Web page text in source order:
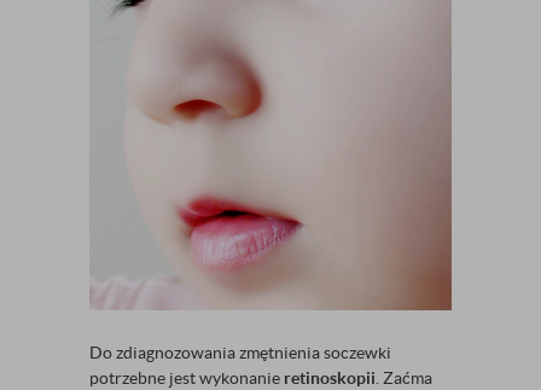
Do zdiagnozowania zmętnienia soczewki
potrzebne jest wykonanie retinoskopii. Zaćma